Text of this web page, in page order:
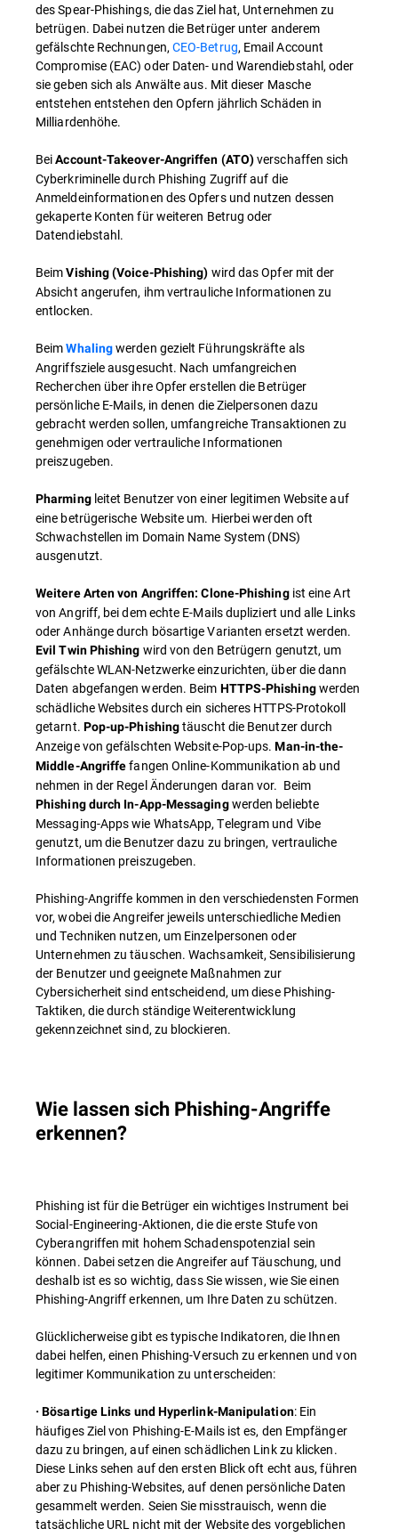
des Spear-Phishings, die das Ziel hat, Unternehmen zu
betrügen. Dabei nutzen die Betrüger unter anderem
gefälschte Rechnungen,CEO-Betrug, Email Account
Compromise (EAC) oder Daten- und Warendiebstahl, oder
sie geben sich als Anwälte aus. Mit dieser Masche
entstehen entstehen den Opfern jährlich Schäden in
Milliardenhöhe.
BeiAccount-Takeover-Angriffen (ATO)verschaffen sich
Cyberkriminelle durch Phishing Zugriff auf die
Anmeldeinformationen des Opfers und nutzen dessen
gekaperte Konten für weiteren Betrug oder
Datendiebstahl.
BeimVishing (Voice-Phishing) wird das Opfer mit der
Absicht angerufen, ihm vertrauliche Informationen zu
entlocken.
BeimWhalingwerden gezielt Führungskräfte als
Angriffsziele ausgesucht. Nach umfangreichen
Recherchen über ihre Opfer erstellen die Betrüger
persönliche E-Mails, in denen die Zielpersonen dazu
gebracht werden sollen, umfangreiche Transaktionen zu
genehmigen oder vertrauliche Informationen
preiszugeben.
Pharmingleitet Benutzer von einer legitimen Website auf
eine betrügerische Website um. Hierbei werden oft
Schwachstellen im Domain Name System (DNS)
ausgenutzt.
Weitere Arten von Angriffen: Clone-Phishingist eine Art
von Angriff, bei dem echte E-Mails dupliziert und alle Links
oder Anhänge durch bösartige Varianten ersetzt werden.
Evil Twin Phishing wird von den Betrügern genutzt, um
gefälschte WLAN-Netzwerke einzurichten, über die dann
Daten abgefangen werden. Beim HTTPS-Phishingwerden
schädliche Websites durch ein sicheres HTTPS-Protokoll
getarnt. Pop-up-Phishingtäuscht die Benutzer durch
Anzeige von gefälschten Website-Pop-ups.Man-in-the-
Middle-Angriffefangen Online-Kommunikation ab und
nehmen in der Regel Änderungen daran vor. Beim
Phishing durch In-App-Messagingwerden beliebte
Messaging-Apps wie WhatsApp, Telegram und Vibe
genutzt, um die Benutzer dazu zu bringen, vertrauliche
Informationen preiszugeben.
Phishing-Angriffe kommen in den verschiedensten Formen
vor, wobei die Angreifer jeweils unterschiedliche Medien
und Techniken nutzen, um Einzelpersonen oder
Unternehmen zu täuschen. Wachsamkeit, Sensibilisierung
der Benutzer und geeignete Maßnahmen zur
Cybersicherheit sind entscheidend, um diese Phishing-
Taktiken, die durch ständige Weiterentwicklung
gekennzeichnet sind, zu blockieren.
Wie lassen sich Phishing-Angriffe
erkennen?
Phishing ist für die Betrüger ein wichtiges Instrument bei
Social-Engineering-Aktionen, die die erste Stufe von
Cyberangriffen mit hohem Schadenspotenzial sein
können. Dabei setzen die Angreifer auf Täuschung, und
deshalb ist es so wichtig, dass Sie wissen, wie Sie einen
Phishing-Angriff erkennen, um Ihre Daten zu schützen.
Glücklicherweise gibt es typische Indikatoren, die Ihnen
dabei helfen, einen Phishing-Versuch zu erkennen und von
legitimer Kommunikation zu unterscheiden:
· Bösartige Links und Hyperlink-Manipulation: Ein
häufiges Ziel von Phishing-E-Mails ist es, den Empfänger
dazu zu bringen, auf einen schädlichen Link zu klicken.
Diese Links sehen auf den ersten Blick oft echt aus, führen
aber zu Phishing-Websites, auf denen persönliche Daten
gesammelt werden. Seien Sie misstrauisch, wenn die
tatsächliche URL nicht mit der Website des vorgeblichen